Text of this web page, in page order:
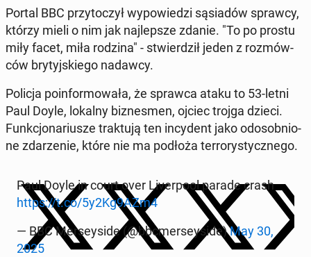
Portal BBC przy­to­czył wy­po­wie­dzi są­sia­dów sprawcy,
którzy mieli o nim jak naj­lep­sze zdanie. "To po prostu
miły facet, miła rodzina" - stwier­dził jeden z roz­mów­
ców bry­tyj­skie­go nadawcy.
Policja po­in­for­mo­wa­ła, że sprawca ataku to 53-letni
Paul Doyle, lokalny biz­nes­men, ojciec trojga dzieci.
Funk­cjo­na­riu­sze trak­tu­ją ten in­cy­dent jako od­osob­nio­
ne zda­rze­nie, które nie ma podłoża ter­ro­ry­stycz­ne­go.
Paul Doyle in court over Li­ver­po­ol parade crash
https://t.co/5y2Kg9AZm4
— BBC Mer­sey­si­de (@bbc­mer­sey­si­de)May 30,
2025